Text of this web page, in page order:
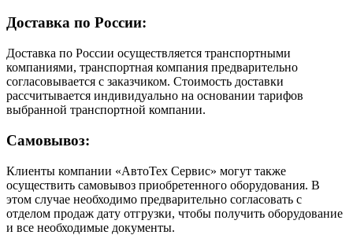
Доставка по России:
Доставка по России осуществляется транспортными
компаниями, транспортная компания предварительно
согласовывается с заказчиком. Стоимость доставки
рассчитывается индивидуально на основании тарифов
выбранной транспортной компании.
Самовывоз:
Клиенты компании «АвтоТех Сервис» могут также
осуществить самовывоз приобретенного оборудования. В
этом случае необходимо предварительно согласовать с
отделом продаж дату отгрузки, чтобы получить оборудование
и все необходимые документы.